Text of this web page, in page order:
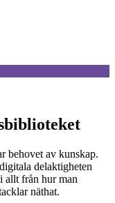
behovet av kunskap.
delaktigheten
allt från hur man
näthat.